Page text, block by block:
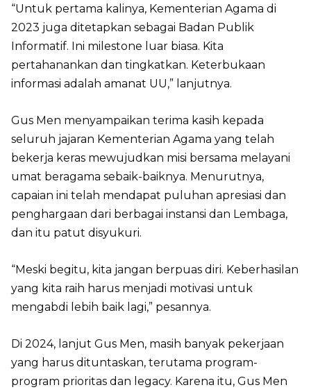
“Untuk pertama kalinya, Kementerian Agama di
2023 juga ditetapkan sebagai Badan Publik
Informatif. Ini milestone luar biasa. Kita
pertahanankan dan tingkatkan. Keterbukaan
informasi adalah amanat UU,” lanjutnya.
Gus Men menyampaikan terima kasih kepada
seluruh jajaran Kementerian Agama yang telah
bekerja keras mewujudkan misi bersama melayani
umat beragama sebaik-baiknya. Menurutnya,
capaian ini telah mendapat puluhan apresiasi dan
penghargaan dari berbagai instansi dan Lembaga,
dan itu patut disyukuri.
“Meski begitu, kita jangan berpuas diri. Keberhasilan
yang kita raih harus menjadi motivasi untuk
mengabdi lebih baik lagi,” pesannya.
Di 2024, lanjut Gus Men, masih banyak pekerjaan
yang harus dituntaskan, terutama program-
program prioritas dan legacy. Karena itu, Gus Men